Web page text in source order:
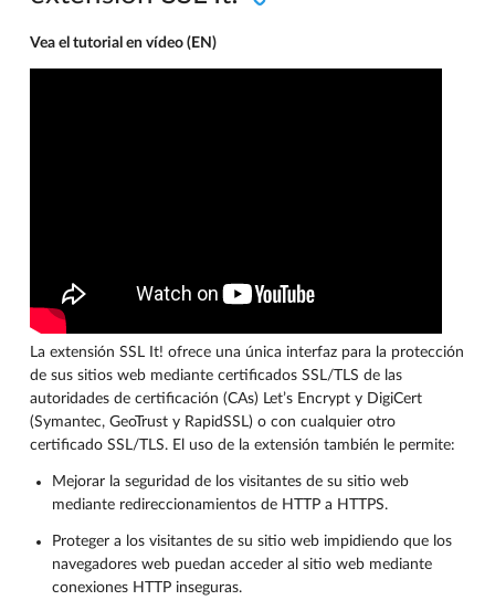
Vea el tutorial en vídeo (EN)
La extensión SSL It! ofrece una única interfaz para la protección
de sus sitios web mediante certificados SSL/TLS de las
autoridades de certificación (CAs) Let’s Encrypt y DigiCert
(Symantec, GeoTrust y RapidSSL) o con cualquier otro
certificado SSL/TLS. El uso de la extensión también le permite:
Mejorar la seguridad de los visitantes de su sitio web
mediante redireccionamientos de HTTP a HTTPS.
Proteger a los visitantes de su sitio web impidiendo que los
navegadores web puedan acceder al sitio web mediante
conexiones HTTP inseguras.